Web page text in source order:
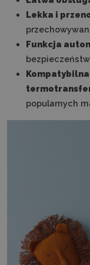
Lekka i
Funkcja
popularnych